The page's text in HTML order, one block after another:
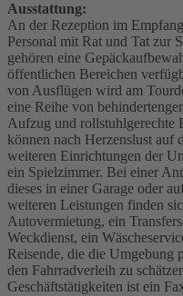
Ausstattung:
An der Rezeption im
Personal mit Rat und Tat zur
gehören eine
öffentlichen Bereichen
von Ausflügen wird am
eine Reihe von
Aufzug und rollstuhlgerechte
können nach Herzenslust auf
weiteren Einrichtungen der
ein Spielzimmer. Bei einer
dieses in einer Garage oder
weiteren Leistungen finden
Autovermietung, ein
Weckdienst, ein
Reisende, die die Umgebung
den Fahrradverleih zu
Geschäftstätigkeiten ist ein